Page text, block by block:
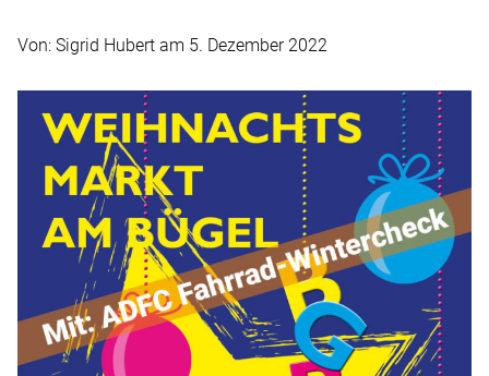
Von: Sigrid Hubert am 5. Dezember 2022